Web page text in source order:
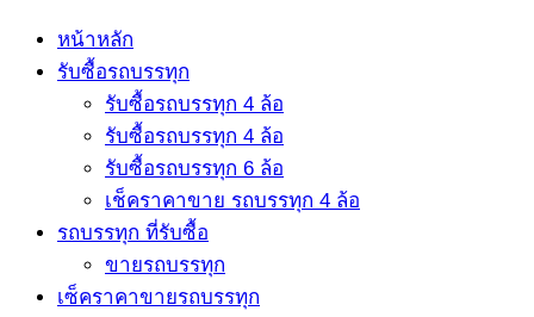
หน้าหลัก
รับซื้อรถบรรทุก
รับซื้อรถบรรทุก 4 ล้อ
รับซื้อรถบรรทุก 4 ล้อ
รับซื้อรถบรรทุก 6 ล้อ
เช็คราคาขาย รถบรรทุก 4 ล้อ
รถบรรทุก ที่รับซื้อ
ขายรถบรรทุก
เซ็คราคาขายรถบรรทุก